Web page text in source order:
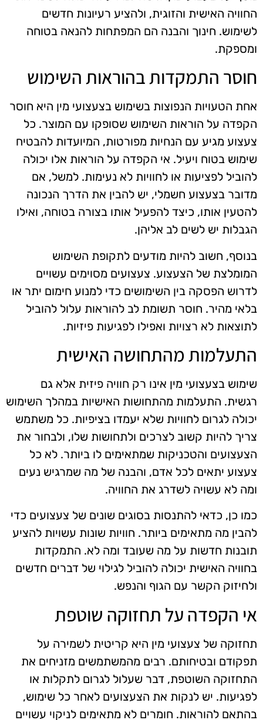
החוויה האישית והזוגית, ולהציע רעיונות חדשים
לשימוש. חינוך והבנה הם המפתחות להנאה בטוחה
ומספקת.
חוסר התמקדות בהוראות השימוש
אחת הטעויות הנפוצות בשימוש בצעצועי מין היא חוסר
הקפדה על הוראות השימוש שסופקו עם המוצר. כל
צעצוע מגיע עם הנחיות מפורטות, המיועדות להבטיח
שימוש בטוח ויעיל. אי הקפדה על הוראות אלו יכולה
להוביל לפציעות או לחוויות לא נעימות. למשל, אם
מדובר בצעצוע חשמלי, יש להבין את הדרך הנכונה
להטעין אותו, כיצד להפעיל אותו בצורה בטוחה, ואילו
הגבלות יש לשים לב אליהן.
בנוסף, חשוב להיות מודעים לתקופת השימוש
המומלצת של הצעצוע. צעצועים מסוימים עשויים
לדרוש הפסקה בין השימושים כדי למנוע חימום יתר או
בלאי מהיר. חוסר תשומת לב להוראות עלול להוביל
לתוצאות לא רצויות ואפילו לפגיעות פיזיות.
התעלמות מהתחושה האישית
שימוש בצעצועי מין אינו רק חוויה פיזית אלא גם
רגשית. התעלמות מהתחושות האישיות במהלך השימוש
יכולה לגרום לחוויות שלא יעמדו בציפיות. כל משתמש
צריך להיות קשוב לצרכים ולתחושות שלו, ולבחור את
הצעצועים והטכניקות שמתאימים לו ביותר. לא כל
צעצוע יתאים לכל אדם, והבנה של מה שמרגיש נעים
ומה לא עשויה לשדרג את החוויה.
כמו כן, כדאי להתנסות בסוגים שונים של צעצועים כדי
להבין מה מתאימים ביותר. חוויות שונות עשויות להציע
תובנות חדשות על מה שעובד ומה לא. התמקדות
בחוויה האישית יכולה להוביל לגילוי של דברים חדשים
ולחיזוק הקשר עם הגוף והנפש.
אי הקפדה על תחזוקה שוטפת
תחזוקה של צעצועי מין היא קריטית לשמירה על
תפקודם ובטיחותם. רבים מהמשתמשים מזניחים את
התחזוקה השוטפת, דבר שעלול לגרום לתקלות או
לפגיעות. יש לנקות את הצעצועים לאחר כל שימוש,
בהתאם להוראות. חומרים לא מתאימים לניקוי עשויים